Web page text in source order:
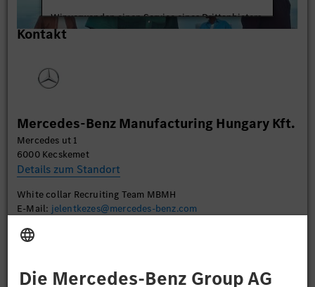
Wir verwenden einen Service eines Drittanbieters,
um Videoinhalte einzubetten. Dieser Service kann
Kontakt
Mercedes-Benz Manufacturing Hungary Kft.
Mercedes ut 1
6000 Kecskemet
Details zum Standort
White collar Recruiting Team MBMH
E-Mail: jelentkezes@mercedes-benz.com
Bewerben